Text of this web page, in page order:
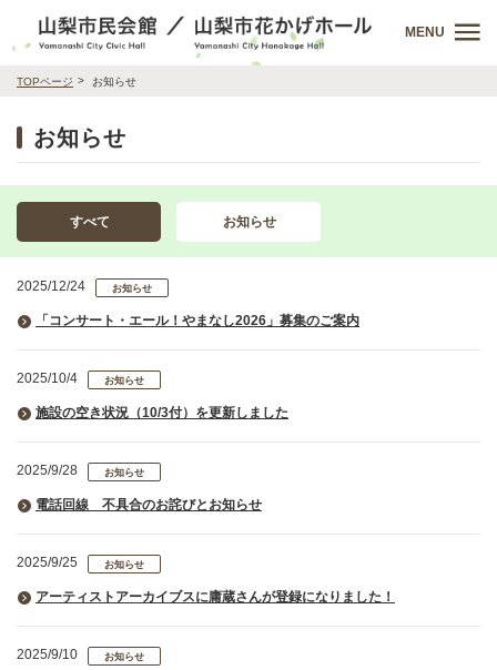
MENU
TOPページ お知らせ
お知らせ
すべて お知らせ
2025/12/24 お知らせ
「コンサート・エール！やまなし2026」募集のご案内
2025/10/4 お知らせ
施設の空き状況（10/3付）を更新しました
2025/9/28 お知らせ
電話回線 不具合のお詫びとお知らせ
2025/9/25 お知らせ
アーティストアーカイブスに庸蔵さんが登録になりました！
2025/9/10 お知らせ